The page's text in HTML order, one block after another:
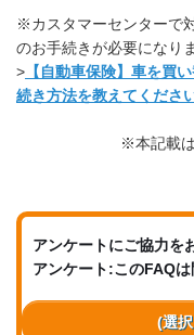
※カスタマーセンターで
のお手続きが必要になり
> 【自動車保険】車を買
続き方法を教えてください
※本記載
アンケートにご協力を
アンケート:このFAQ
(選